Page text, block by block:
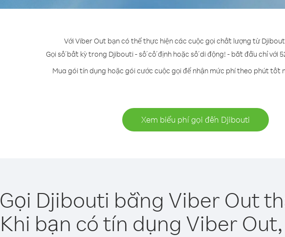
Với Viber Out bạn có thể thực hiện các cuộc gọi chất lượng từ
Gọi số bất kỳ trong Djibouti - số cố định hoặc số di động! - bắt đầu chỉ với
Mua gói tín dụng hoặc gói cước cuộc gọi để nhận mức phí theo phút tốt
Xem biểu phí gọi đến Djibouti
Gọi Djibouti bằng Viber Out
Khi bạn có tín dụng Viber